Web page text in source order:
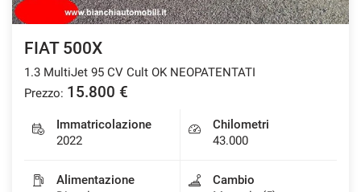
FIAT 500X
1.3 MultiJet 95 CV Cult OK NEOPATENTATI
Prezzo: 15.800 €
Immatricolazione
2022
Chilometri
43.000
Alimentazione
Cambio